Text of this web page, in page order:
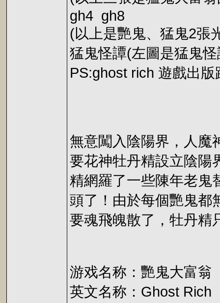
gh4 gh8
(以上是艷鬼、猛鬼2張
猛鬼怪譚(左圖是猛鬼
PS:ghost rich 遊戲出
無意闖入陰陽界，人魔
要花神牡丹精設立陰陽
精網羅了一些陳年老鬼
頭了！由於每個艷鬼都
要魂飛魄散了，牡丹精
游戏名称：艷鬼大富翁
英文名称：Ghost Rich